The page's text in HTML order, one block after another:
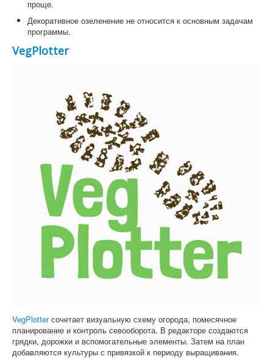
проще.
Декоративное озеленение не относится к основным задачам
программы.
VegPlotter
VegPlotterсочетает визуальную схему огорода, помесячное
планирование и контроль севооборота. В редакторе создаются
грядки, дорожки и вспомогательные элементы. Затем на план
добавляются культуры с привязкой к периоду выращивания.